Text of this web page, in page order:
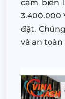
cảm biến
3.400.000
đặt.
và an toàn